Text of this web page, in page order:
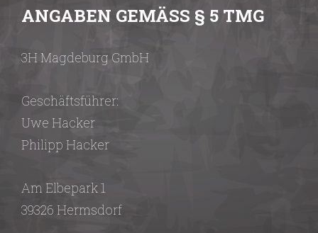
ANGABEN GEMÄSS § 5 TMG
3H Magdeburg GmbH
Geschäftsführer:
Uwe Hacker
Philipp Hacker
Am Elbepark 1
39326 Hermsdorf